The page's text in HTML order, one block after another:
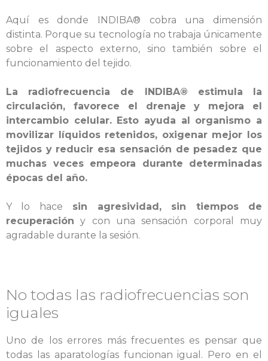
Aquí es donde INDIBA® cobra una dimensión
distinta. Porque su tecnología no trabaja únicamente
sobre el aspecto externo, sino también sobre el
funcionamiento del tejido.
La radiofrecuencia de INDIBA® estimula la
circulación, favorece el drenaje y mejora el
intercambio celular. Esto ayuda al organismo a
movilizar líquidos retenidos, oxigenar mejor los
tejidos y reducir esa sensación de pesadez que
muchas veces empeora durante determinadas
épocas del año.
Y lo hace sin agresividad, sin tiempos de
recuperación y con una sensación corporal muy
agradable durante la sesión.
No todas las radiofrecuencias son
iguales
Uno de los errores más frecuentes es pensar que
todas las aparatologías funcionan igual. Pero en el